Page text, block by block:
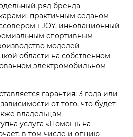
ряд бренда
практичным седаном
i‑JOY, инновационный
спортивным
моделей
области на собственном
электромобильном
гарантия: 3 года или
от того, что будет
владельцам
услуга «Помощь на
в том числе и опцию